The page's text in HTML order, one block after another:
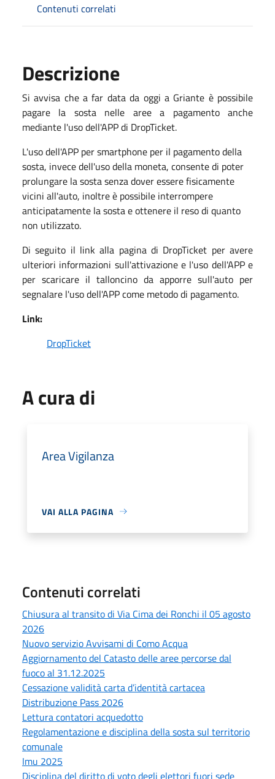
Contenuti correlati
Descrizione
Si avvisa che a far data da oggi a Griante è possibile
pagare la sosta nelle aree a pagamento anche
mediante l'uso dell'APP di DropTicket.
L'uso dell'APP per smartphone per il pagamento della
sosta, invece dell'uso della moneta, consente di poter
prolungare la sosta senza dover essere fisicamente
vicini all'auto, inoltre è possibile interrompere
anticipatamente la sosta e ottenere il reso di quanto
non utilizzato.
Di seguito il link alla pagina di DropTicket per avere
ulteriori informazioni sull'attivazione e l'uso dell'APP e
per scaricare il talloncino da apporre sull'auto per
segnalare l'uso dell'APP come metodo di pagamento.
Link:
DropTicket
A cura di
Area Vigilanza
VAI ALLA PAGINA
Contenuti correlati
Chiusura al transito di Via Cima dei Ronchi il 05 agosto
2026
Nuovo servizio Avvisami di Como Acqua
Aggiornamento del Catasto delle aree percorse dal
fuoco al 31.12.2025
Cessazione validità carta d’identità cartacea
Distribuzione Pass 2026
Lettura contatori acquedotto
Regolamentazione e disciplina della sosta sul territorio
comunale
Imu 2025
Disciplina del diritto di voto degli elettori fuori sede